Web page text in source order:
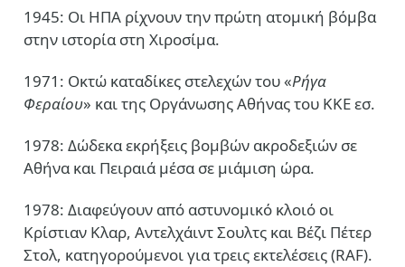
1945: Οι ΗΠΑ ρίχνουν την πρώτη ατομική βόμβα
στην ιστορία στη Χιροσίμα.
1971: Οκτώ καταδίκες στελεχών του «Ρήγα
Φεραίου» και της Οργάνωσης Αθήνας του ΚΚΕ εσ.
1978: Δώδεκα εκρήξεις βομβών ακροδεξιών σε
Αθήνα και Πειραιά μέσα σε μιάμιση ώρα.
1978: Διαφεύγουν από αστυνομικό κλοιό οι
Κρίστιαν Κλαρ, Αντελχάιντ Σουλτς και Βέζι Πέτερ
Στολ, κατηγορούμενοι για τρεις εκτελέσεις (RAF).